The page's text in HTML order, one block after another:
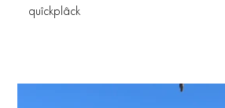
quîckplâck